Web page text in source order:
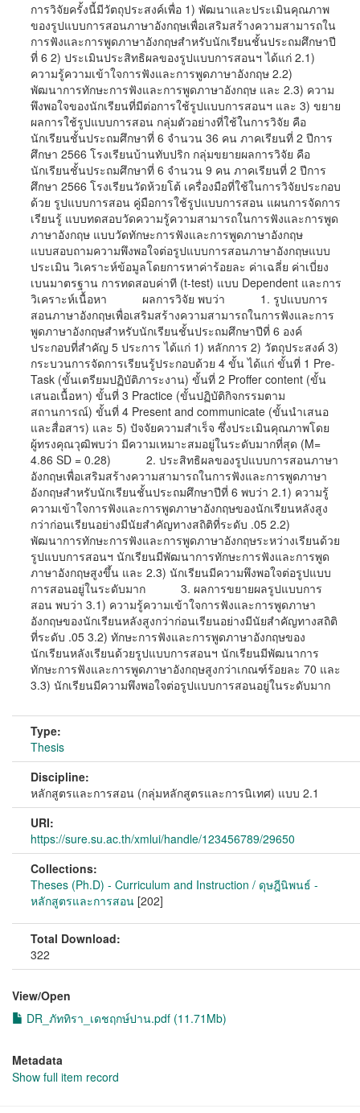
การวิจัยครั้งนี้มีวัตถุประสงค์เพื่อ 1) พัฒนาและประเมินคุณภาพ
ของรูปแบบการสอนภาษาอังกฤษเพื่อเสริมสร้างความสามารถใน
การฟังและการพูดภาษาอังกฤษสำหรับนักเรียนชั้นประถมศึกษาปี
ที่ 6 2) ประเมินประสิทธิผลของรูปแบบการสอนฯ ได้แก่ 2.1)
ความรู้ความเข้าใจการฟังและการพูดภาษาอังกฤษ 2.2)
พัฒนาการทักษะการฟังและการพูดภาษาอังกฤษ และ 2.3) ความ
พึงพอใจของนักเรียนที่มีต่อการใช้รูปแบบการสอนฯ และ 3) ขยาย
ผลการใช้รูปแบบการสอน กลุ่มตัวอย่างที่ใช้ในการวิจัย คือ
นักเรียนชั้นประถมศึกษาที่ 6 จำนวน 36 คน ภาคเรียนที่ 2 ปีการ
ศึกษา 2566 โรงเรียนบ้านทับปริก กลุ่มขยายผลการวิจัย คือ
นักเรียนชั้นประถมศึกษาที่ 6 จำนวน 9 คน ภาคเรียนที่ 2 ปีการ
ศึกษา 2566 โรงเรียนวัดห้วยโต้ เครื่องมือที่ใช้ในการวิจัยประกอบ
ด้วย รูปแบบการสอน คู่มือการใช้รูปแบบการสอน แผนการจัดการ
เรียนรู้ แบบทดสอบวัดความรู้ความสามารถในการฟังและการพูด
ภาษาอังกฤษ แบบวัดทักษะการฟังและการพูดภาษาอังกฤษ
แบบสอบถามความพึงพอใจต่อรูปแบบการสอนภาษาอังกฤษแบบ
ประเมิน วิเคราะห์ข้อมูลโดยการหาค่าร้อยละ ค่าเฉลี่ย ค่าเบี่ยง
เบนมาตรฐาน การทดสอบค่าที (t-test) แบบ Dependent และการ
วิเคราะห์เนื้อหา ผลการวิจัย พบว่า 1. รูปแบบการ
สอนภาษาอังกฤษเพื่อเสริมสร้างความสามารถในการฟังและการ
พูดภาษาอังกฤษสำหรับนักเรียนชั้นประถมศึกษาปีที่ 6 องค์
ประกอบที่สำคัญ 5 ประการ ได้แก่ 1) หลักการ 2) วัตถุประสงค์ 3)
กระบวนการจัดการเรียนรู้ประกอบด้วย 4 ขั้น ได้แก่ ขั้นที่ 1 Pre-
Task (ขั้นเตรียมปฏิบัติภาระงาน) ขั้นที่ 2 Proffer content (ขั้น
เสนอเนื้อหา) ขั้นที่ 3 Practice (ขั้นปฏิบัติกิจกรรมตาม
สถานการณ์) ขั้นที่ 4 Present and communicate (ขั้นนำเสนอ
และสื่อสาร) และ 5) ปัจจัยความสำเร็จ ซึ่งประเมินคุณภาพโดย
ผู้ทรงคุณวุฒิพบว่า มีความเหมาะสมอยู่ในระดับมากที่สุด (M=
4.86 SD = 0.28) 2. ประสิทธิผลของรูปแบบการสอนภาษา
อังกฤษเพื่อเสริมสร้างความสามารถในการฟังและการพูดภาษา
อังกฤษสำหรับนักเรียนชั้นประถมศึกษาปีที่ 6 พบว่า 2.1) ความรู้
ความเข้าใจการฟังและการพูดภาษาอังกฤษของนักเรียนหลังสูง
กว่าก่อนเรียนอย่างมีนัยสำคัญทางสถิติที่ระดับ .05 2.2)
พัฒนาการทักษะการฟังและการพูดภาษาอังกฤษระหว่างเรียนด้วย
รูปแบบการสอนฯ นักเรียนมีพัฒนาการทักษะการฟังและการพูด
ภาษาอังกฤษสูงขึ้น และ 2.3) นักเรียนมีความพึงพอใจต่อรูปแบบ
การสอนอยู่ในระดับมาก 3. ผลการขยายผลรูปแบบการ
สอน พบว่า 3.1) ความรู้ความเข้าใจการฟังและการพูดภาษา
อังกฤษของนักเรียนหลังสูงกว่าก่อนเรียนอย่างมีนัยสำคัญทางสถิติ
ที่ระดับ .05 3.2) ทักษะการฟังและการพูดภาษาอังกฤษของ
นักเรียนหลังเรียนด้วยรูปแบบการสอนฯ นักเรียนมีพัฒนาการ
ทักษะการฟังและการพูดภาษาอังกฤษสูงกว่าเกณฑ์ร้อยละ 70 และ
3.3) นักเรียนมีความพึงพอใจต่อรูปแบบการสอนอยู่ในระดับมาก
Type:
Thesis
Discipline:
หลักสูตรและการสอน (กลุ่มหลักสูตรและการนิเทศ) แบบ 2.1
URI:
https://sure.su.ac.th/xmlui/handle/123456789/29650
Collections:
Theses (Ph.D) - Curriculum and Instruction / ดุษฎีนิพนธ์ -
หลักสูตรและการสอน [202]
Total Download:
322
View/Open
DR_ภัททิรา_เดชฤกษ์ปาน.pdf (11.71Mb)
Metadata
Show full item record